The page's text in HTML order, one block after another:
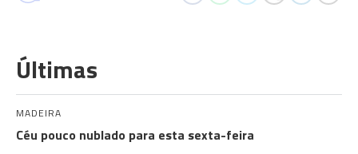
Últimas
MADEIRA
Céu pouco nublado para esta sexta-feira